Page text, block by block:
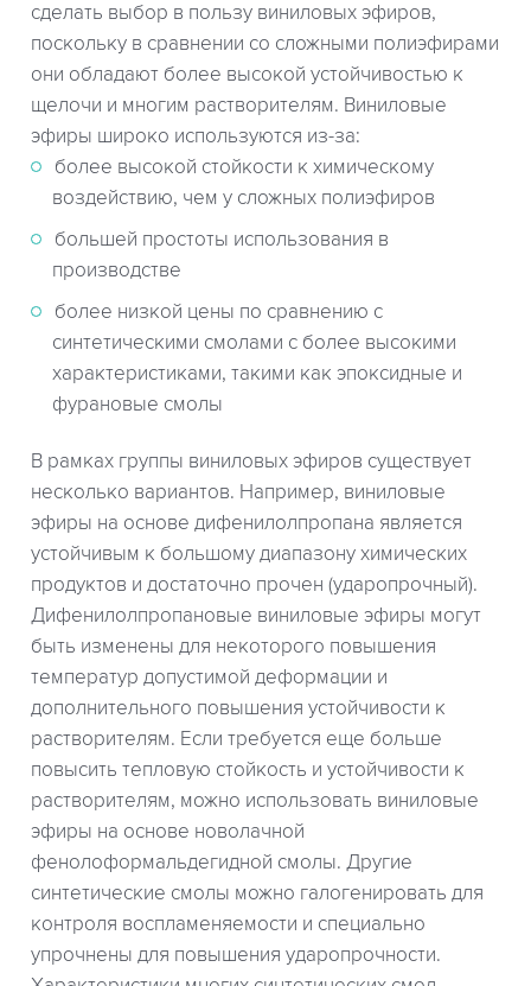
сделать выбор в пользу виниловых эфиров,
поскольку в сравнении со сложными полиэфирами
они обладают более высокой устойчивостью к
щелочи и многим растворителям. Виниловые
эфиры широко используются из-за:
более высокой стойкости к химическому
воздействию, чем у сложных полиэфиров
большей простоты использования в
производстве
более низкой цены по сравнению с
синтетическими смолами с более высокими
характеристиками, такими как эпоксидные и
фурановые смолы
В рамках группы виниловых эфиров существует
несколько вариантов. Например, виниловые
эфиры на основе дифенилолпропана является
устойчивым к большому диапазону химических
продуктов и достаточно прочен (ударопрочный).
Дифенилолпропановые виниловые эфиры могут
быть изменены для некоторого повышения
температур допустимой деформации и
дополнительного повышения устойчивости к
растворителям. Если требуется еще больше
повысить тепловую стойкость и устойчивости к
растворителям, можно использовать виниловые
эфиры на основе новолачной
фенолоформальдегидной смолы. Другие
синтетические смолы можно галогенировать для
контроля воспламеняемости и специально
упрочнены для повышения ударопрочности.